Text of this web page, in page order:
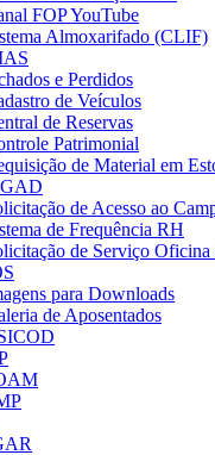
FOP YouTube
Almoxarifado (CLIF)
e Perdidos
de Veículos
de Reservas
Patrimonial
de Material em
de Acesso ao
de Frequência RH
de Serviço
para Downloads
de Aposentados